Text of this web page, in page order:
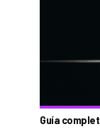
Guía